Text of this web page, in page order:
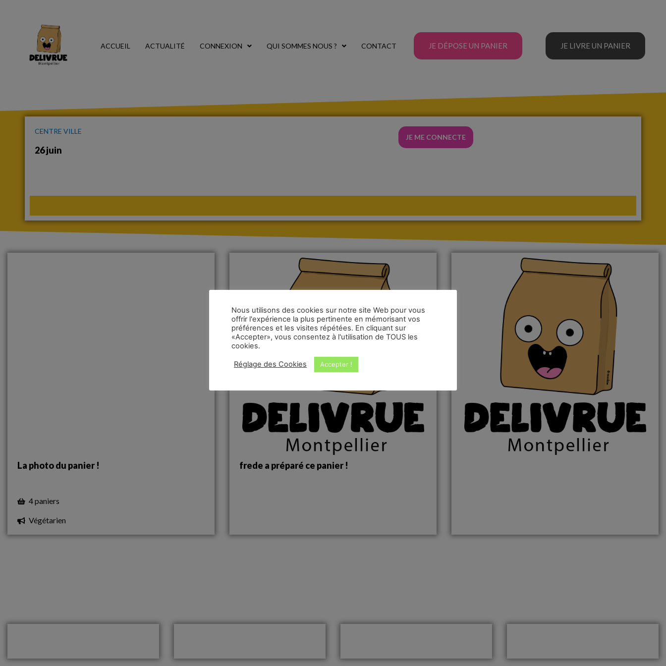
ACCUEIL ACTUALITÉ CONNEXION QUI SOMMES NOUS ? CONTACT JE DÉPOSE UN PANIER JE LIVRE UN PANIER
CENTRE VILLE
26 juin
JE ME CONNECTE
La photo du panier !
4 paniers
Végétarien
frede a préparé ce panier !
Nous utilisons des cookies sur notre site Web pour vous
offrir l'expérience la plus pertinente en mémorisant vos
préférences et les visites répétées. En cliquant sur
«Accepter», vous consentez à l'utilisation de TOUS les
cookies.
Réglage des Cookies Accepter !